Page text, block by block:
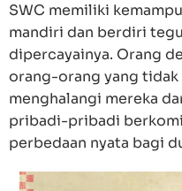
SWC memiliki
mandiri dan berdiri
dipercayainya. Orang
orang-orang yang tidak
menghalangi mereka
pribadi-pribadi
perbedaan nyata bagi